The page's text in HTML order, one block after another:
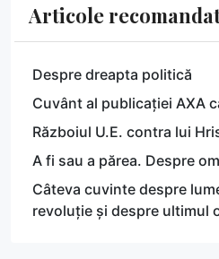
Articole
Despre dreapta politică
Cuvânt al publicației AXA
Războiul U.E. contra lui
A fi sau a părea. Despre
Câteva cuvinte despre
revoluție și despre ultimul